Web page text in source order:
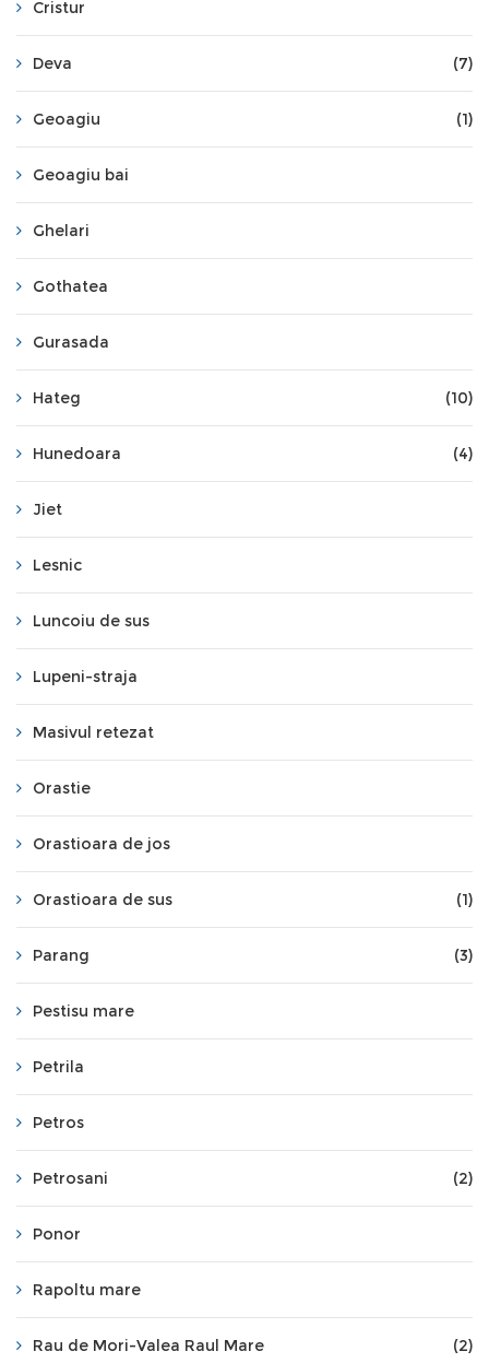
Cristur
Deva (7)
Geoagiu (1)
Geoagiu bai
Ghelari
Gothatea
Gurasada
Hateg (10)
Hunedoara (4)
Jiet
Lesnic
Luncoiu de sus
Lupeni-straja
Masivul retezat
Orastie
Orastioara de jos
Orastioara de sus (1)
Parang (3)
Pestisu mare
Petrila
Petros
Petrosani (2)
Ponor
Rapoltu mare
Rau de Mori-Valea Raul Mare (2)